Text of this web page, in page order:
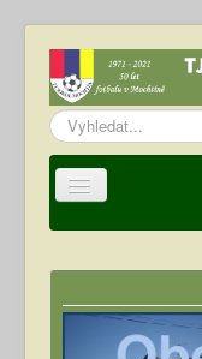
Vyhledávání...
Oddíl fotbalu